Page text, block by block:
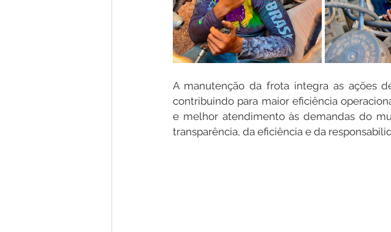
A manutenção da frota integra as ações
contribuindo para maior eficiência
e melhor atendimento às demandas do
transparência, da eficiência e da